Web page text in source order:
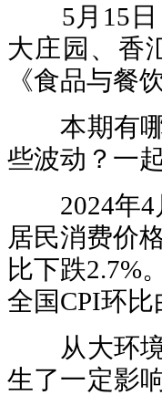
5月15日
大庄园、香
《食品与餐
本期有哪
些波动？一
2024年4
居民消费价
比下跌2.7%
全国CPI环
从大环境
生了一定影